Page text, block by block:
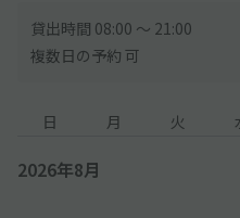
貸出時間 08:00 〜 21:00
複数日の予約 可
日 月 火
2026年8月